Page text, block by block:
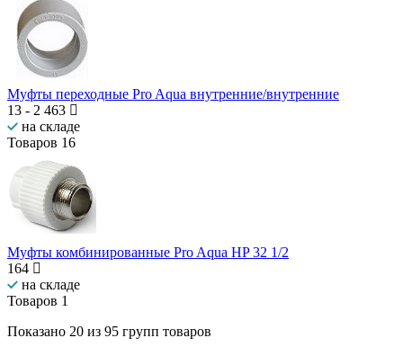
Муфты переходные Pro Aqua внутренние/внутренние
13 - 2 463
на складе
Товаров 16
Муфты комбинированные Pro Aqua HP 32 1/2
164
на складе
Товаров 1
Показано 20 из 95 групп товаров